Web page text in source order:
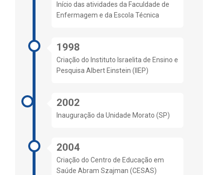
Início das atividades da Faculdade de
Enfermagem e da Escola Técnica
1998
Criação do Instituto Israelita de Ensino e
Pesquisa Albert Einstein (IIEP)
2002
Inauguração da Unidade Morato (SP)
2004
Criação do Centro de Educação em
Saúde Abram Szajman (CESAS)